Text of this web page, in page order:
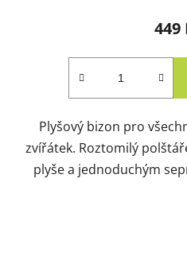
449
Plyšový bizon pro
zvířátek. Roztomilý
plyše a jednoduchým